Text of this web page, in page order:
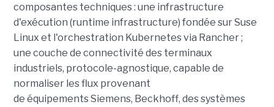
composantes techniques : une infrastructure
d'exécution (runtime infrastructure) fondée sur Suse
Linux et l'orchestration Kubernetes via Rancher ;
une couche de connectivité des terminaux
industriels, protocole-agnostique, capable de
normaliser les flux provenant
de équipements Siemens, Beckhoff, des systèmes